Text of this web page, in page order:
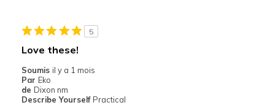
Sizing
Feels true to size
View On Shoes
5
Love these!
Soumis il y a 1 mois
Par Eko
de Dixon nm
Describe Yourself Practical